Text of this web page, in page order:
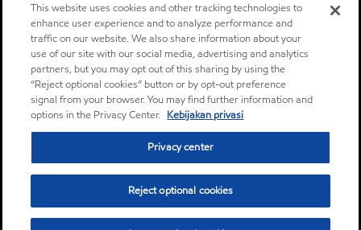
This website uses cookies and other tracking technologies to
enhance user experience and to analyze performance and
traffic on our website. We also share information about your
use of our site with our social media, advertising and analytics
partners, but you may opt out of this sharing by using the
“Reject optional cookies” button or by opt-out preference
signal from your browser. You may find further information and
options in the Privacy Center. Kebijakan privasi
Privacy center
Reject optional cookies